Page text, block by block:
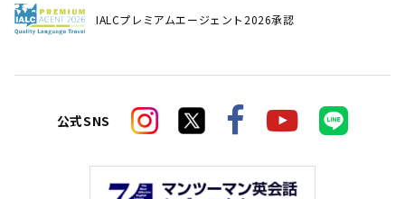
IALCプレミアムエージェント2026承認
公式SNS